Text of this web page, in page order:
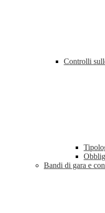
Controlli
Bandi di gara e